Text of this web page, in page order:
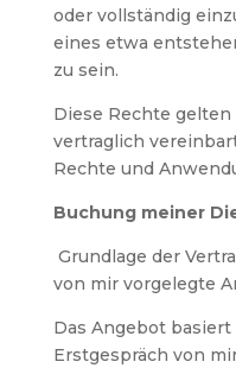
oder vollständig
eines etwa
zu sein.
Diese Rechte
vertraglich
Rechte und
Buchung meiner
Grundlage der
von mir vorgelegte
Das Angebot basiert
Erstgespräch von